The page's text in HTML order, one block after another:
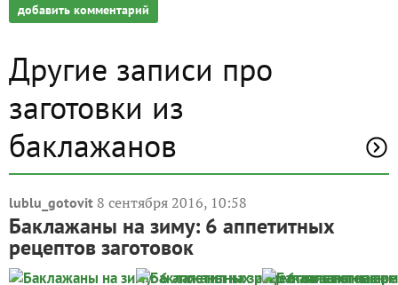
добавить комментарий
Другие записи про
заготовки из
баклажанов
lublu_gotovit 8 сентября 2016, 10:58
Баклажаны на зиму: 6 аппетитных
рецептов заготовок